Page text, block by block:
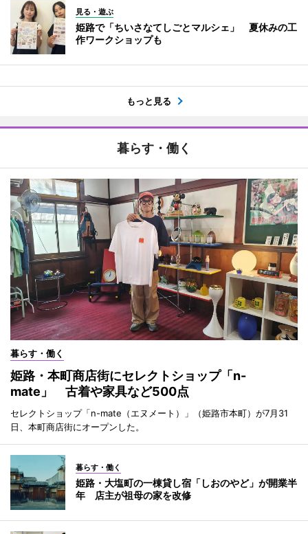
見る・遊ぶ
姫路で「ちいさなてしごとマルシェ」 夏休みの工
作ワークショップも
もっと見る
暮らす・働く
暮らす・働く
姫路・本町商店街にセレクトショップ「n-
mate」 古着や家具など500点
セレクトショップ「n-mate（エヌメート）」（姫路市本町）が7月31
日、本町商店街にオープンした。
暮らす・働く
姫路・大塩町の一棟貸し宿「しおのやど」が開業半
年 店主が祖母の家を改修